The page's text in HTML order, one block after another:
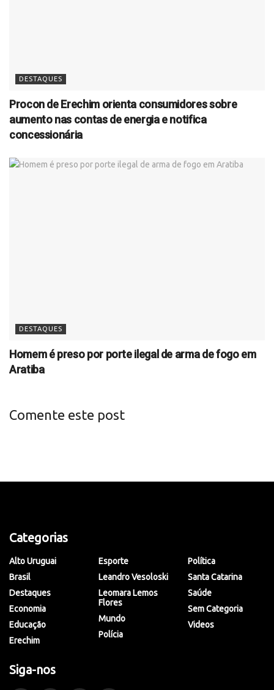
DESTAQUES
Procon de Erechim orienta consumidores sobre
aumento nas contas de energia e notifica
concessionária
DESTAQUES
Homem é preso por porte ilegal de arma de fogo em
Aratiba
Comente este post
Categorias
Alto Uruguai
Brasil
Destaques
Economia
Educação
Erechim
Esporte
Leandro Vesoloski
Leomara Lemos
Flores
Mundo
Polícia
Política
Santa Catarina
Saúde
Sem Categoria
Videos
Siga-nos